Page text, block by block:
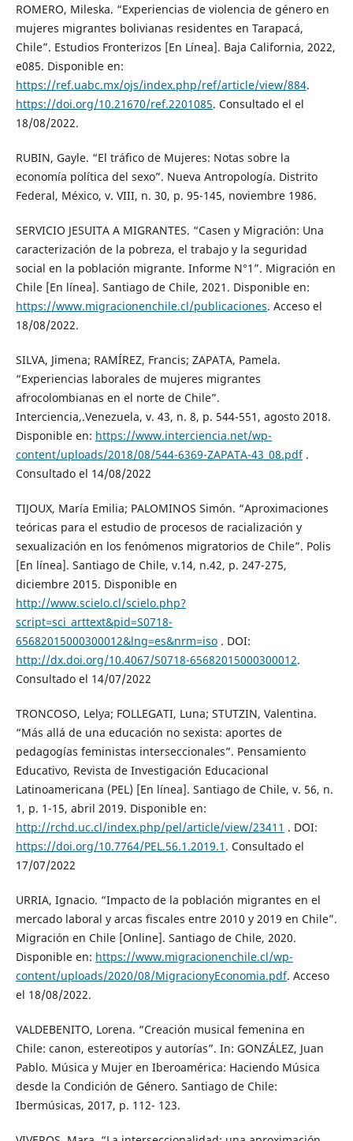
ROMERO, Mileska. “Experiencias de violencia de género en
mujeres migrantes bolivianas residentes en Tarapacá,
Chile”. Estudios Fronterizos [En Línea]. Baja California, 2022,
e085. Disponible en:
https://ref.uabc.mx/ojs/index.php/ref/article/view/884.
https://doi.org/10.21670/ref.2201085. Consultado el el
18/08/2022.
RUBIN, Gayle. “El tráfico de Mujeres: Notas sobre la
economía política del sexo”. Nueva Antropología. Distrito
Federal, México, v. VIII, n. 30, p. 95-145, noviembre 1986.
SERVICIO JESUITA A MIGRANTES. “Casen y Migración: Una
caracterización de la pobreza, el trabajo y la seguridad
social en la población migrante. Informe N°1”. Migración en
Chile [En línea]. Santiago de Chile, 2021. Disponible en:
https://www.migracionenchile.cl/publicaciones. Acceso el
18/08/2022.
SILVA, Jimena; RAMÍREZ, Francis; ZAPATA, Pamela.
“Experiencias laborales de mujeres migrantes
afrocolombianas en el norte de Chile”.
Interciencia,.Venezuela, v. 43, n. 8, p. 544-551, agosto 2018.
Disponible en: https://www.interciencia.net/wp-
content/uploads/2018/08/544-6369-ZAPATA-43_08.pdf.
Consultado el 14/08/2022
TIJOUX, María Emilia; PALOMINOS Simón. “Aproximaciones
teóricas para el estudio de procesos de racialización y
sexualización en los fenómenos migratorios de Chile”. Polis
[En línea]. Santiago de Chile, v.14, n.42, p. 247-275,
diciembre 2015. Disponible en
http://www.scielo.cl/scielo.php?
script=sci_arttext&pid=S0718-
65682015000300012&lng=es&nrm=iso. DOI:
http://dx.doi.org/10.4067/S0718-65682015000300012.
Consultado el 14/07/2022
TRONCOSO, Lelya; FOLLEGATI, Luna; STUTZIN, Valentina.
“Más allá de una educación no sexista: aportes de
pedagogías feministas interseccionales”. Pensamiento
Educativo, Revista de Investigación Educacional
Latinoamericana (PEL) [En línea]. Santiago de Chile, v. 56, n.
1, p. 1-15, abril 2019. Disponible en:
http://rchd.uc.cl/index.php/pel/article/view/23411 . DOI:
https://doi.org/10.7764/PEL.56.1.2019.1 . Consultado el
17/07/2022
URRIA, Ignacio. “Impacto de la población migrantes en el
mercado laboral y arcas fiscales entre 2010 y 2019 en Chile”.
Migración en Chile [Online]. Santiago de Chile, 2020.
Disponible en: https://www.migracionenchile.cl/wp-
content/uploads/2020/08/MigracionyEconomia.pdf. Acceso
el 18/08/2022.
VALDEBENITO, Lorena. “Creación musical femenina en
Chile: canon, estereotipos y autorías”. In: GONZÁLEZ, Juan
Pablo. Música y Mujer en Iberoamérica: Haciendo Música
desde la Condición de Género. Santiago de Chile:
Ibermúsicas, 2017, p. 112- 123.